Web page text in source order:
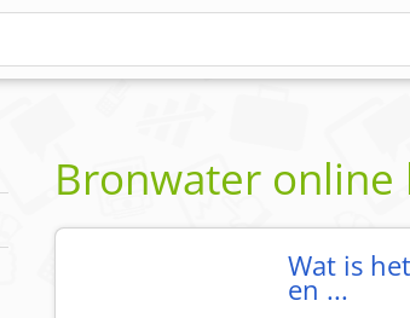
Bronwater online
Wat is
en ...